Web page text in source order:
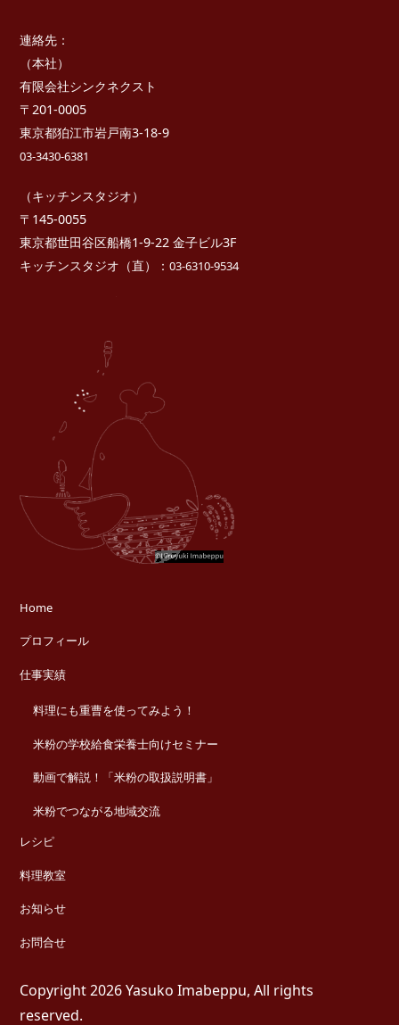
連絡先：
（本社）
有限会社シンクネクスト
〒201-0005
東京都狛江市岩戸南3-18-9
03-3430-6381
（キッチンスタジオ）
〒145-0055
東京都世田谷区船橋1-9-22 金子ビル3F
キッチンスタジオ（直）：03-6310-9534
Home
プロフィール
仕事実績
料理にも重曹を使ってみよう！
米粉の学校給食栄養士向けセミナー
動画で解説！「米粉の取扱説明書」
米粉でつながる地域交流
レシピ
料理教室
お知らせ
お問合せ
Copyright 2026 Yasuko Imabeppu, All rights
reserved.